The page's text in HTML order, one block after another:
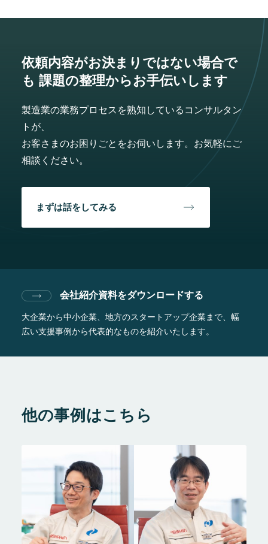
依頼内容がお決まりではない場合で
も 課題の整理からお手伝いします
製造業の業務プロセスを熟知しているコンサルタン
トが、
お客さまのお困りごとをお伺いします。お気軽にご
相談ください。
まずは話をしてみる
会社紹介資料をダウンロードする
大企業から中小企業、地方のスタートアップ企業まで、 幅
広い支援事例から代表的なものを紹介いたします。
他の事例はこちら